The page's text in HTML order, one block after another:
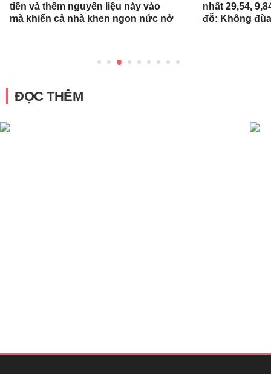
tiến và thêm nguyên liệu này vào
mà khiến cả nhà khen ngon nức nở
nhất 29,54,
đỗ: Không
ĐỌC THÊM